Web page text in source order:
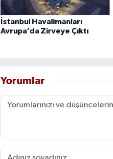
İstanbul Havalimanları
Avrupa’da Zirveye Çıktı
Yorumlar